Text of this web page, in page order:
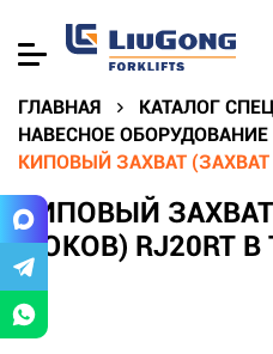
ГЛАВНАЯ
КАТАЛОГ
НАВЕСНОЕ ОБОРУДОВАНИЕ
КИПОВЫЙ ЗАХВАТ (ЗАХВАТ
КИПОВЫЙ
ТЮКОВ) RJ20RT В